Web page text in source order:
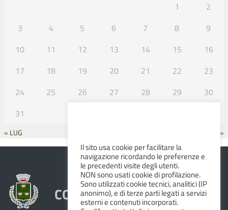
1
2
3
4 5 6 7 8
9
10
11 12 13 14 15
16
17
18 19 20 21 22
23
24
25 26 27 28 29
30
31
« LUG SET »
COMUNE DI ALBINEA
Il sito usa cookie per facilitare la
navigazione ricordando le preferenze e
le precedenti visite degli utenti.
NON sono usati cookie di profilazione.
Sono utilizzati cookie tecnici, analitici (IP
anonimo), e di terze parti legati a servizi
esterni e contenuti incorporati.